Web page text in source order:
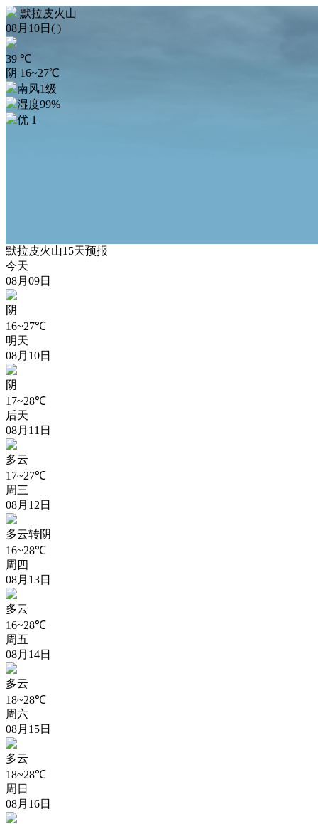
默拉皮火山
08月10日( )
39 ℃
阴 16~27℃
南风1级
湿度99%
优 1
默拉皮火山15天预报
今天
08月09日
阴
16~27℃
明天
08月10日
阴
17~28℃
后天
08月11日
多云
17~27℃
周三
08月12日
多云转阴
16~28℃
周四
08月13日
多云
16~28℃
周五
08月14日
多云
18~28℃
周六
08月15日
多云
18~28℃
周日
08月16日